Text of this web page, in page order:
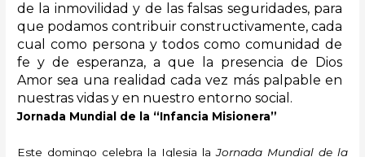
de la inmovilidad y de las falsas seguridades, para
que podamos contribuir constructivamente, cada
cual como persona y todos como comunidad de
fe y de esperanza, a que la presencia de Dios
Amor sea una realidad cada vez más palpable en
nuestras vidas y en nuestro entorno social.
Jornada Mundial de la “Infancia Misionera”
Este domingo celebra la Iglesia laJornada Mundial de la